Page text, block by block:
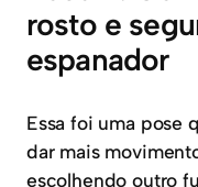
rosto e
espanador
Essa foi uma pose
dar mais
escolhendo outro